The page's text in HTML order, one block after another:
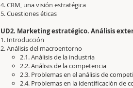
4. CRM, una visión estratégica
5. Cuestiones éticas
UD2. Marketing estratégico. Análisis
1. Introducción
2. Análisis del macroentorno
2.1. Análisis de la industria
2.2. Análisis de la competencia
2.3. Problemas en el análisis de
2.4. Problemas en la identificación de